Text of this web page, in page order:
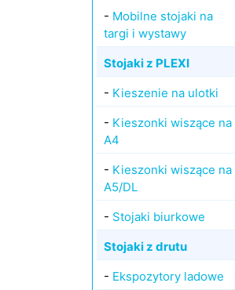
- Mobilne stojaki na
targi i wystawy
Stojaki z PLEXI
- Kieszenie na ulotki
- Kieszonki wiszące na
A4
- Kieszonki wiszące na
A5/DL
- Stojaki biurkowe
Stojaki z drutu
- Ekspozytory ladowe